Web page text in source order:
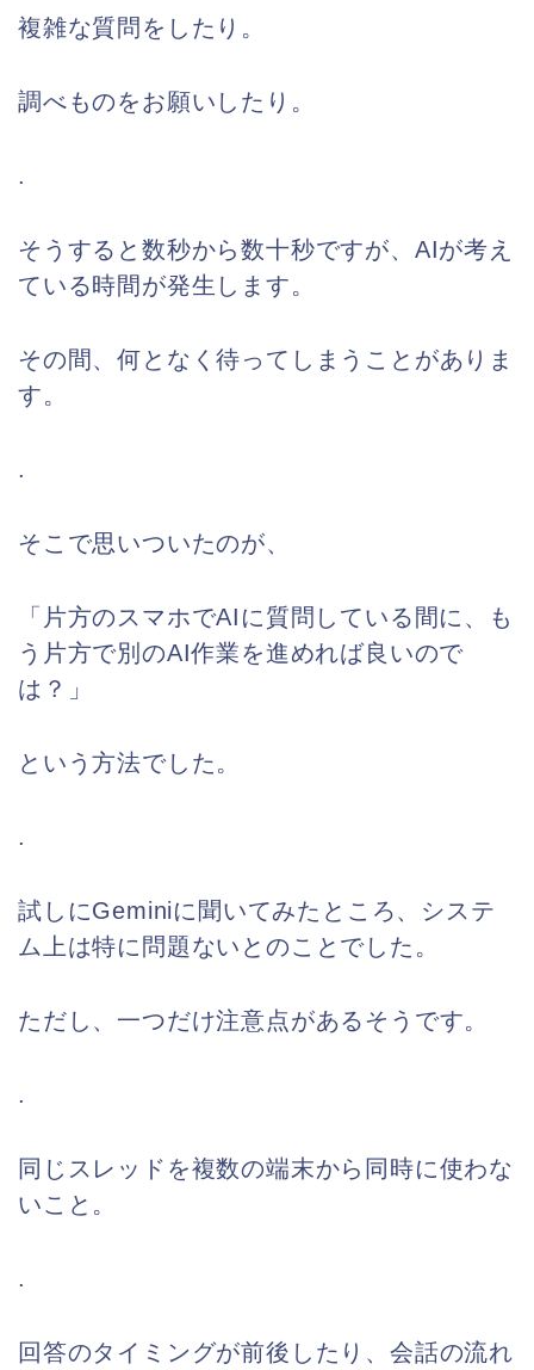
複雑な質問をしたり。
調べものをお願いしたり。
.
そうすると数秒から数十秒ですが、AIが考え
ている時間が発生します。
その間、何となく待ってしまうことがありま
す。
.
そこで思いついたのが、
「片方のスマホでAIに質問している間に、も
う片方で別のAI作業を進めれば良いので
は？」
という方法でした。
.
試しにGeminiに聞いてみたところ、システ
ム上は特に問題ないとのことでした。
ただし、一つだけ注意点があるそうです。
.
同じスレッドを複数の端末から同時に使わな
いこと。
.
回答のタイミングが前後したり、会話の流れ